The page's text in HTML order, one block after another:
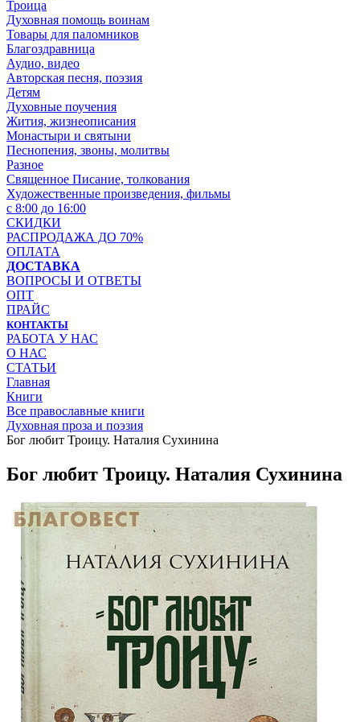
Троица
Духовная помощь воинам
Товары для паломников
Благоздравница
Аудио, видео
Авторская песня, поэзия
Детям
Духовные поучения
Жития, жизнеописания
Монастыри и святыни
Песнопения, звоны, молитвы
Разное
Священное Писание, толкования
Художественные произведения, фильмы
с 8:00 до 16:00
СКИДКИ
РАСПРОДАЖА ДО 70%
ОПЛАТА
ДОСТАВКА
ВОПРОСЫ И ОТВЕТЫ
ОПТ
ПРАЙС
КОНТАКТЫ
РАБОТА У НАС
О НАС
СТАТЬИ
Главная
Книги
Все православные книги
Духовная проза и поэзия
Бог любит Троицу. Наталия Сухинина
Бог любит Троицу. Наталия Сухинина